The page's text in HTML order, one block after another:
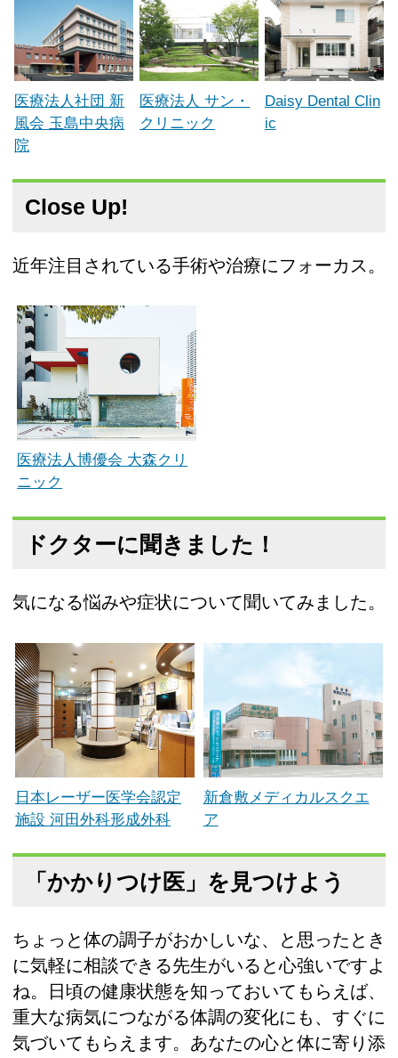
医療法人社団 新
風会 玉島中央病
院
医療法人 サン・
クリニック
Daisy Dental Clin
ic
Close Up!
近年注目されている手術や治療にフォーカス。
医療法人博優会 大森クリ
ニック
ドクターに聞きました！
気になる悩みや症状について聞いてみました。
日本レーザー医学会認定
施設 河田外科形成外科
新倉敷メディカルスクエ
ア
「かかりつけ医」を見つけよう
ちょっと体の調子がおかしいな、と思ったとき
に気軽に相談できる先生がいると心強いですよ
ね。日頃の健康状態を知っておいてもらえば、
重大な病気につながる体調の変化にも、すぐに
気づいてもらえます。あなたの心と体に寄り添